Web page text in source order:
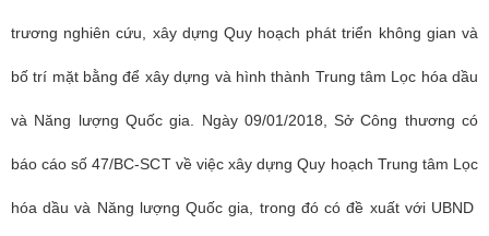
trương nghiên cứu, xây dựng Quy hoạch phát triển không gian và
bố trí mặt bằng để xây dựng và hình thành Trung tâm Lọc hóa dầu
và Năng lượng Quốc gia. Ngày 09/01/2018, Sở Công thương có
báo cáo số 47/BC-SCT về việc xây dựng Quy hoạch Trung tâm Lọc
hóa dầu và Năng lượng Quốc gia, trong đó có đề xuất với UBND